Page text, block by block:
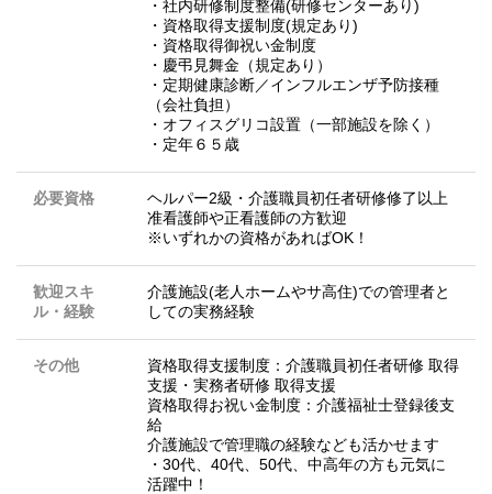
・社内研修制度整備(研修センターあり)
・資格取得支援制度(規定あり)
・資格取得御祝い金制度
・慶弔見舞金（規定あり）
・定期健康診断／インフルエンザ予防接種
（会社負担）
・オフィスグリコ設置（一部施設を除く）
・定年６５歳
必要資格
ヘルパー2級・介護職員初任者研修修了以上
准看護師や正看護師の方歓迎
※いずれかの資格があればOK！
歓迎スキ
ル・経験
介護施設(老人ホームやサ高住)での管理者と
しての実務経験
その他
資格取得支援制度：介護職員初任者研修 取得
支援・実務者研修 取得支援
資格取得お祝い金制度：介護福祉士登録後支
給
介護施設で管理職の経験なども活かせます
・30代、40代、50代、中高年の方も元気に
活躍中！